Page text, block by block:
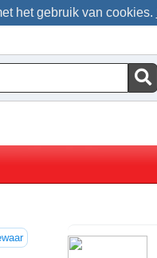
het gebruik van cookies.